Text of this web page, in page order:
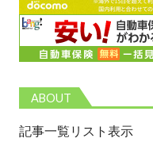
ABOUT
記事一覧リスト表示